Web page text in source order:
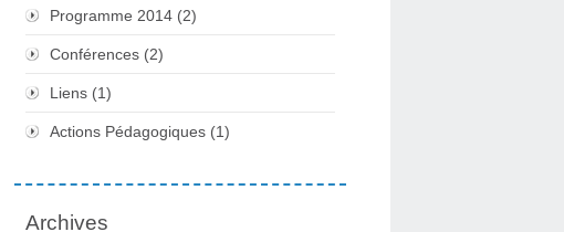
Programme 2014 (2)
Conférences (2)
Liens (1)
Actions Pédagogiques (1)
Archives